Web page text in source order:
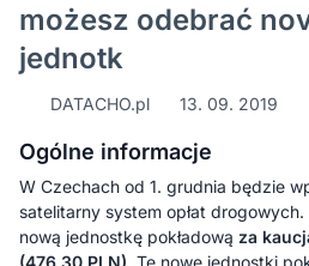
możesz odebrać
jednotk
DATACHO.pl 13. 09. 2019
Ogólne informacje
W Czechach od 1. grudnia będzie
satelitarny system opłat drogowych.
nową jednostkę pokładową za
(476,30 PLN). Te nowe jednostki